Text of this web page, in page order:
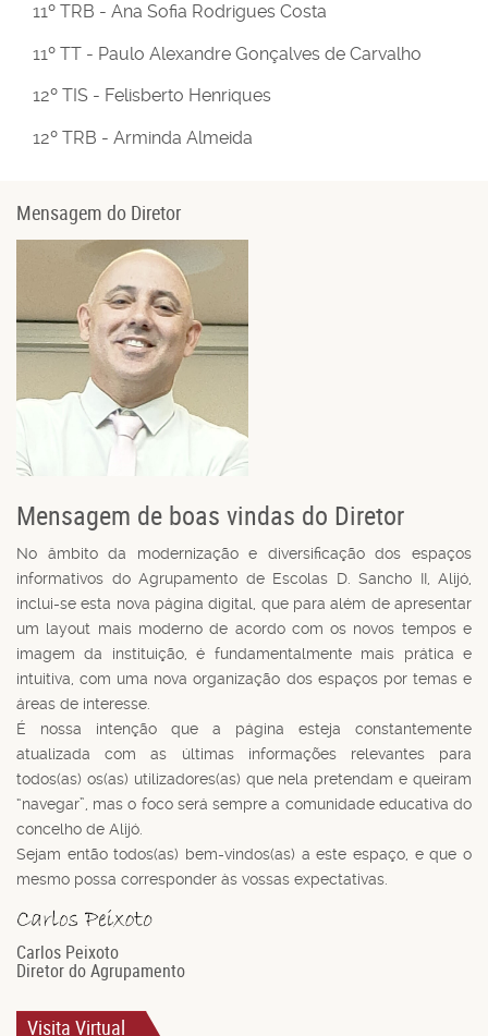
11º TRB - Ana Sofia Rodrigues Costa
11º TT - Paulo Alexandre Gonçalves de Carvalho
12º TIS - Felisberto Henriques
12º TRB - Arminda Almeida
Mensagem do Diretor
Mensagem de boas vindas do Diretor
No âmbito da modernização e diversificação dos espaços
informativos do Agrupamento de Escolas D. Sancho II, Alijó,
inclui-se esta nova página digital, que para além de apresentar
um layout mais moderno de acordo com os novos tempos e
imagem da instituição, é fundamentalmente mais prática e
intuitiva, com uma nova organização dos espaços por temas e
áreas de interesse.
É nossa intenção que a página esteja constantemente
atualizada com as últimas informações relevantes para
todos(as) os(as) utilizadores(as) que nela pretendam e queiram
“navegar”, mas o foco será sempre a comunidade educativa do
concelho de Alijó.
Sejam então todos(as) bem-vindos(as) a este espaço, e que o
mesmo possa corresponder às vossas expectativas.
Carlos Peixoto
Diretor do Agrupamento
Visita Virtual